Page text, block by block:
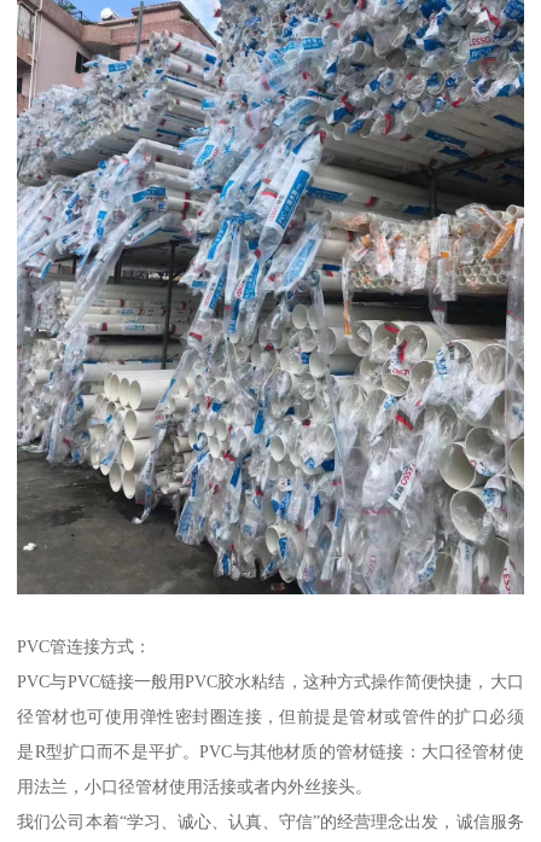
PVC管连接方式：
PVC与PVC链接一般用PVC胶水粘结，这种方式操作简便快捷，大口
径管材也可使用弹性密封圈连接，但前提是管材或管件的扩口必须
是R型扩口而不是平扩。PVC与其他材质的管材链接：大口径管材使
用法兰，小口径管材使用活接或者内外丝接头。
我们公司本着“学习、诚心、认真、守信”的经营理念出发，诚信服务